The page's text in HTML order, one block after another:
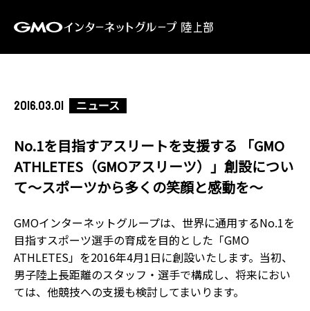
2016.03.01 ニュース
No.1を目指すアスリートを支援する 「GMO
ATHLETES（GMOアスリーツ）」創設につい
て～スポーツから多くの笑顔と感動を～
GMOインターネットグループは、世界に通用するNo.1を
目指すスポーツ選手の育成を目的とした「GMO
ATHLETES」を2016年4月1日に創設いたします。当初、
男子陸上長距離のスタッフ・選手で構成し、将来におい
ては、他競技への支援も検討してまいります。